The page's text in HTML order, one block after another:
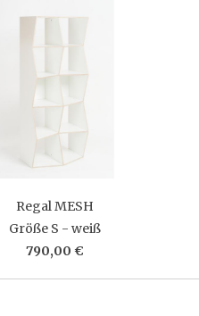
Regal MESH
Größe S - weiß
790,00 €